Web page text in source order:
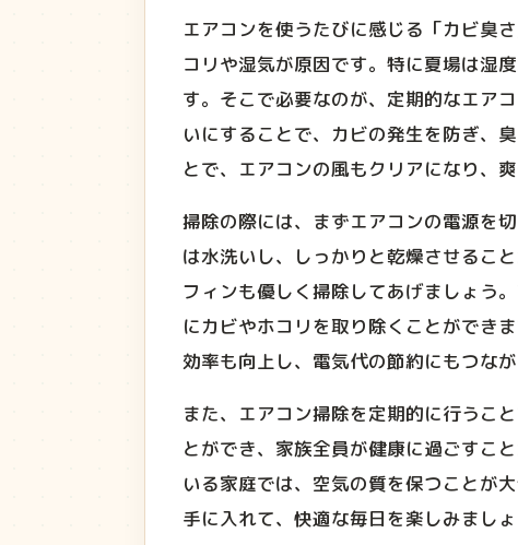
エアコンを使うたびに感じる「カビ臭
コリや湿気が原因です。特に夏場は湿
す。そこで必要なのが、定期的なエア
いにすることで、カビの発生を防ぎ、
とで、エアコンの風もクリアになり、
掃除の際には、まずエアコンの電源を
は水洗いし、しっかりと乾燥させるこ
フィンも優しく掃除してあげましょう
にカビやホコリを取り除くことができ
効率も向上し、電気代の節約にもつなが
また、エアコン掃除を定期的に行うこ
とができ、家族全員が健康に過ごすこ
いる家庭では、空気の質を保つことが
手に入れて、快適な毎日を楽しみまし